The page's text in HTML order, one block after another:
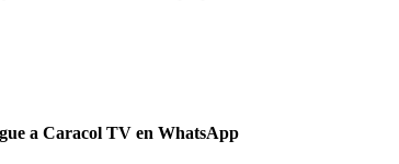
a Caracol TV en WhatsApp